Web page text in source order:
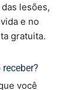
lesões,
e no
gratuita.
você